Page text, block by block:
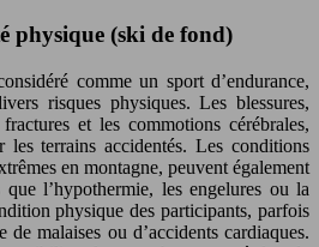
physique (ski de fond)
comme un sport d’endurance,
risques physiques. Les blessures,
et les commotions cérébrales,
les terrains accidentés. Les conditions
en montagne, peuvent également
que l’hypothermie, les engelures ou la
physique des participants, parfois
de malaises ou d’accidents cardiaques.